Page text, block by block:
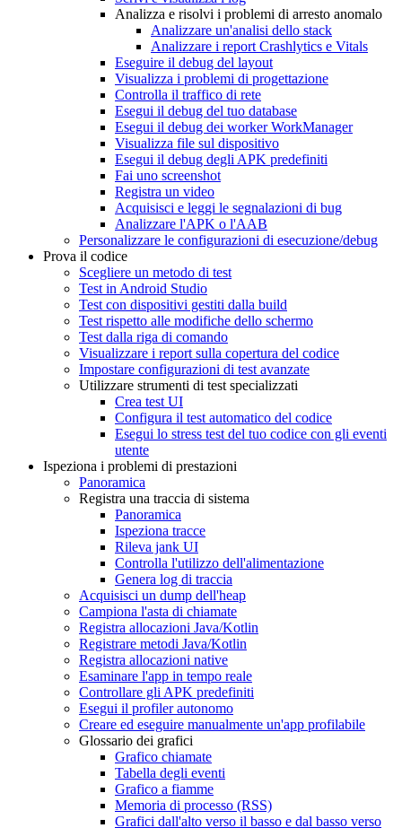
Analizza e risolvi i problemi di arresto anomalo
Analizzare un'analisi dello stack
Analizzare i report Crashlytics e Vitals
Eseguire il debug del layout
Visualizza i problemi di progettazione
Controlla il traffico di rete
Esegui il debug del tuo database
Esegui il debug dei worker WorkManager
Visualizza file sul dispositivo
Esegui il debug degli APK predefiniti
Fai uno screenshot
Registra un video
Acquisisci e leggi le segnalazioni di bug
Analizzare l'APK o l'AAB
Personalizzare le configurazioni di esecuzione/debug
Prova il codice
Scegliere un metodo di test
Test in Android Studio
Test con dispositivi gestiti dalla build
Test rispetto alle modifiche dello schermo
Test dalla riga di comando
Visualizzare i report sulla copertura del codice
Impostare configurazioni di test avanzate
Utilizzare strumenti di test specializzati
Crea test UI
Configura il test automatico del codice
Esegui lo stress test del tuo codice con gli eventi
utente
Ispeziona i problemi di prestazioni
Panoramica
Registra una traccia di sistema
Panoramica
Ispeziona tracce
Rileva jank UI
Controlla l'utilizzo dell'alimentazione
Genera log di traccia
Acquisisci un dump dell'heap
Campiona l'asta di chiamate
Registra allocazioni Java/Kotlin
Registrare metodi Java/Kotlin
Registra allocazioni native
Esaminare l'app in tempo reale
Controllare gli APK predefiniti
Esegui il profiler autonomo
Creare ed eseguire manualmente un'app profilabile
Glossario dei grafici
Grafico chiamate
Tabella degli eventi
Grafico a fiamme
Memoria di processo (RSS)
Grafici dall'alto verso il basso e dal basso verso